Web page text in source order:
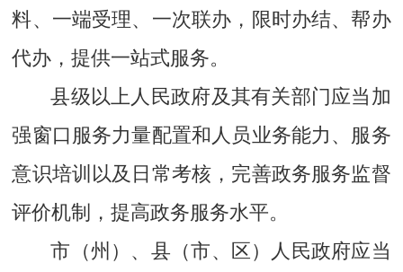
料、一端受理、一次联办，限时办结、帮办
代办，提供一站式服务。
县级以上人民政府及其有关部门应当加
强窗口服务力量配置和人员业务能力、服务
意识培训以及日常考核，完善政务服务监督
评价机制，提高政务服务水平。
市（州）、县（市、区）人民政府应当